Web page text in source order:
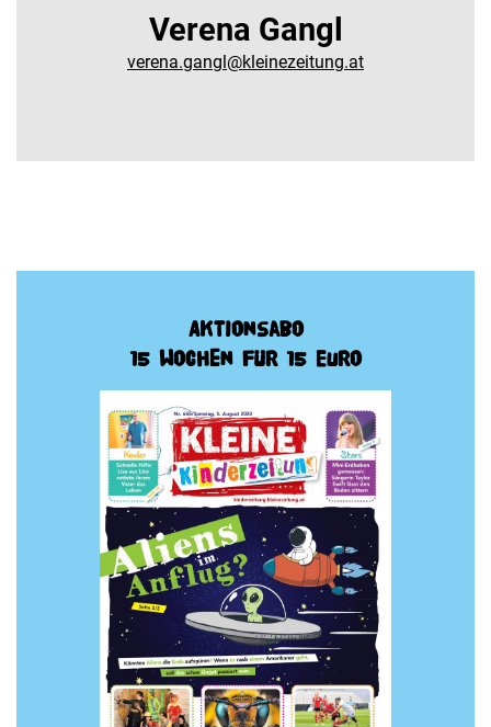
Verena Gangl
verena.gangl@kleinezeitung.at
Aktionsabo
15 Wochen für 15 Euro